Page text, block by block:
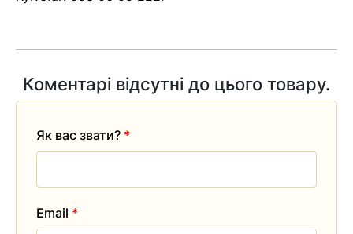
Коментарі відсутні до цього товару.
Як вас звати? *
Email *